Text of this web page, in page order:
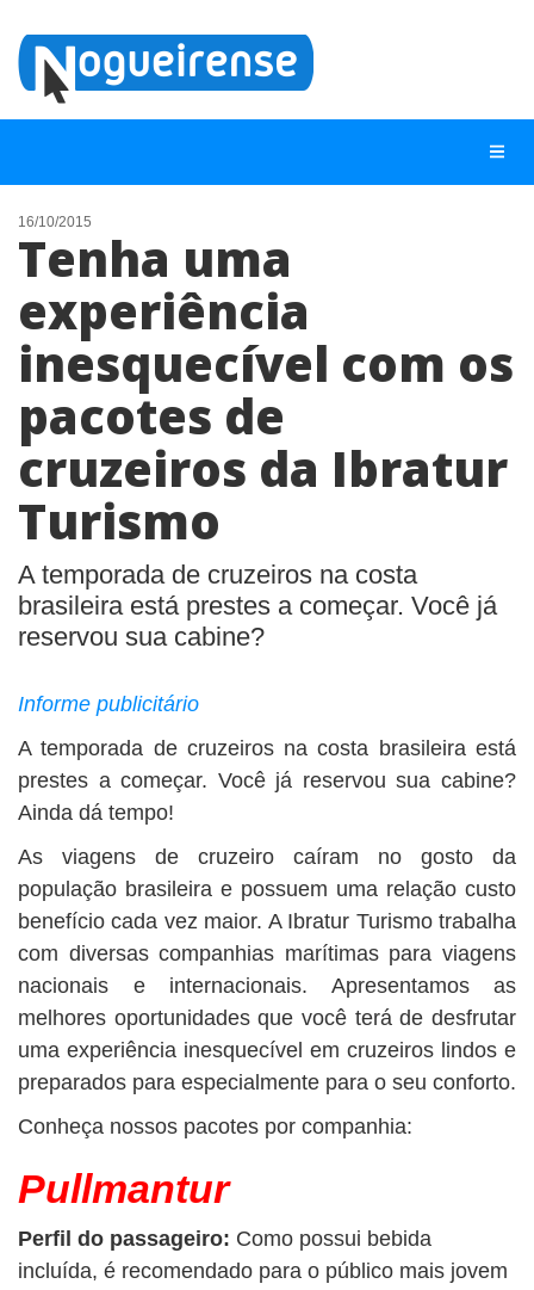
NOTÍCIAS
LISTA DIGITAL
TELEFONES ÚTEIS
CONTATO
ANUNCIE
16/10/2015
Tenha uma
experiência
inesquecível com os
pacotes de
cruzeiros da Ibratur
Turismo
A temporada de cruzeiros na costa
brasileira está prestes a começar. Você já
reservou sua cabine?
Informe publicitário
A temporada de cruzeiros na costa brasileira está
prestes a começar. Você já reservou sua cabine?
Ainda dá tempo!
As viagens de cruzeiro caíram no gosto da
população brasileira e possuem uma relação custo
benefício cada vez maior. A Ibratur Turismo trabalha
com diversas companhias marítimas para viagens
nacionais e internacionais. Apresentamos as
melhores oportunidades que você terá de desfrutar
uma experiência inesquecível em cruzeiros lindos e
preparados para especialmente para o seu conforto.
Conheça nossos pacotes por companhia:
Pullmantur
Perfil do passageiro: Como possui bebida
incluída, é recomendado para o público mais jovem